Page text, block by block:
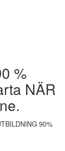
%
NÄR
90%